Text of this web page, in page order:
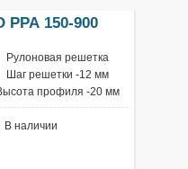
РРА 150-900
Рулоновая решетка
Шаг решетки -12 мм
профиля -20 мм
В наличии